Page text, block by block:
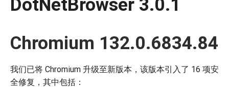
Chromium 132.0.6834.84
我们已将 Chromium 升级至新版本，该版本引入了 16 项安
全修复，其中包括：